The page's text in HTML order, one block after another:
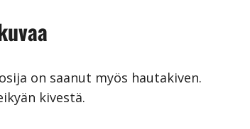
on saanut myös hautakiven.
kivestä.